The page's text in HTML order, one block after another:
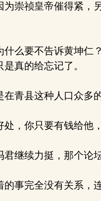
崇祯皇帝催得紧，
么要不告诉黄坤仁
真的给忘记了。
青县这种人口众多
，你只要有钱给他
继续力挺，那个论
事完全没有关系，